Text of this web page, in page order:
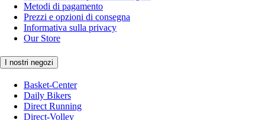
Metodi di pagamento
Prezzi e opzioni di consegna
Informativa sulla privacy
Our Store
I nostri negozi
Basket-Center
Daily Bikers
Direct Running
Direct-Volley